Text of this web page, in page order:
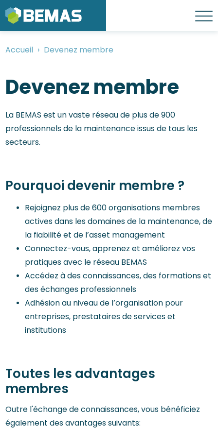
Aller
au
contenu
principal
Menu
Fil
Accueil Devenez membre
Devenez membre
La BEMAS est un vaste réseau de plus de 900
professionnels de la maintenance issus de tous les
secteurs.
Pourquoi devenir membre ?
Rejoignez plus de 600 organisations membres
actives dans les domaines de la maintenance, de
la fiabilité et de l’asset management
Connectez-vous, apprenez et améliorez vos
pratiques avec le réseau BEMAS
Accédez à des connaissances, des formations et
des échanges professionnels
Adhésion au niveau de l’organisation pour
entreprises, prestataires de services et
institutions
Toutes les advantages
membres
Outre l'échange de connaissances, vous bénéficiez
également des avantages suivants: